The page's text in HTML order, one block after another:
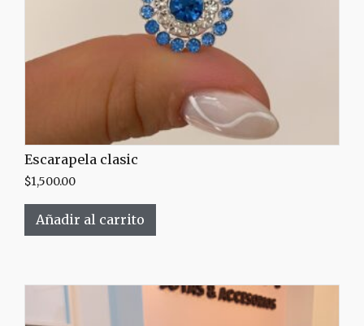
Escarapela clasic
$1,500.00
Añadir al carrito